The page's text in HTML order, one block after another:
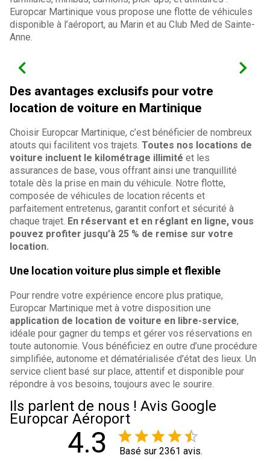
Europcar Martinique vous propose une flotte de véhicules
disponible à l’aéroport, au Marin et au Club Med de Sainte-
Anne.
Des avantages exclusifs pour votre
location de voiture en Martinique
Choisir Europcar Martinique, c’est bénéficier de nombreux
atouts qui facilitent vos trajets. Toutes nos locations de
voiture incluent le kilométrage illimité et les
assurances de base, vous offrant ainsi une tranquillité
totale dès la prise en main du véhicule. Notre flotte,
composée de véhicules de location récents et
parfaitement entretenus, garantit confort et sécurité à
chaque trajet. En réservant et en réglant en ligne, vous
pouvez profiter jusqu’à 25 % de remise sur votre
location.
Une location voiture plus simple et flexible
Pour rendre votre expérience encore plus pratique,
Europcar Martinique met à votre disposition une
application de location de voiture en libre-service,
idéale pour gagner du temps et gérer vos réservations en
toute autonomie. Vous bénéficiez en outre d’une procédure
simplifiée, autonome et dématérialisée d'état des lieux. Un
service client basé sur place, attentif et disponible pour
répondre à vos besoins, toujours avec le sourire.
Ils parlent de nous ! Avis Google
Europcar Aéroport
4.3 Basé sur 2361 avis.